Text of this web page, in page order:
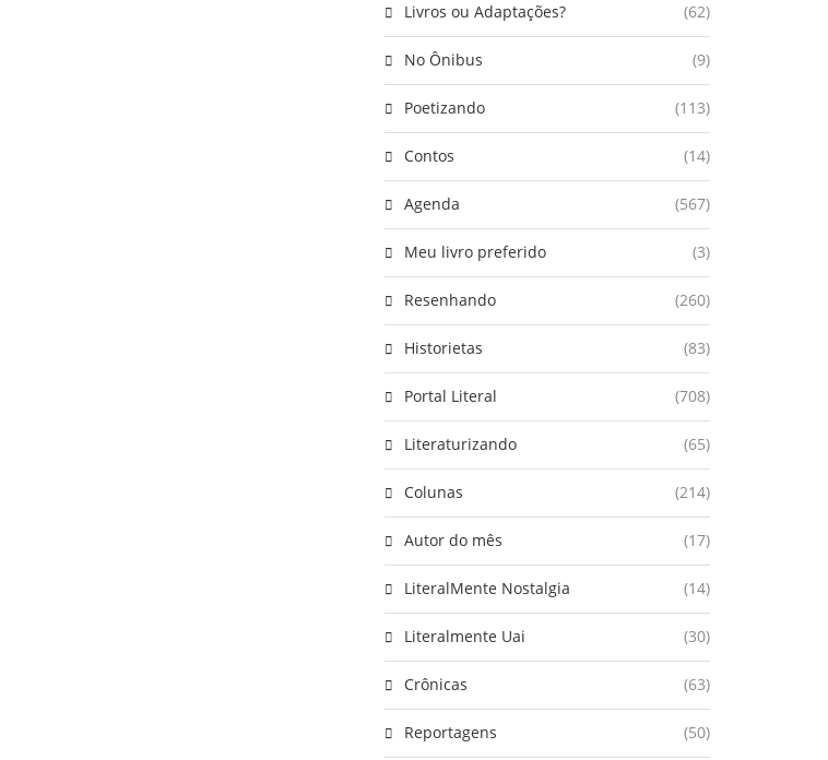
Livros ou Adaptações? (62)
No Ônibus (9)
Poetizando (113)
Contos (14)
Agenda (567)
Meu livro preferido (3)
Resenhando (260)
Historietas (83)
Portal Literal (708)
Literaturizando (65)
Colunas (214)
Autor do mês (17)
LiteralMente Nostalgia (14)
Literalmente Uai (30)
Crônicas (63)
Reportagens (50)